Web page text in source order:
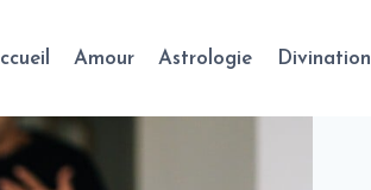
Amour Astrologie Divination